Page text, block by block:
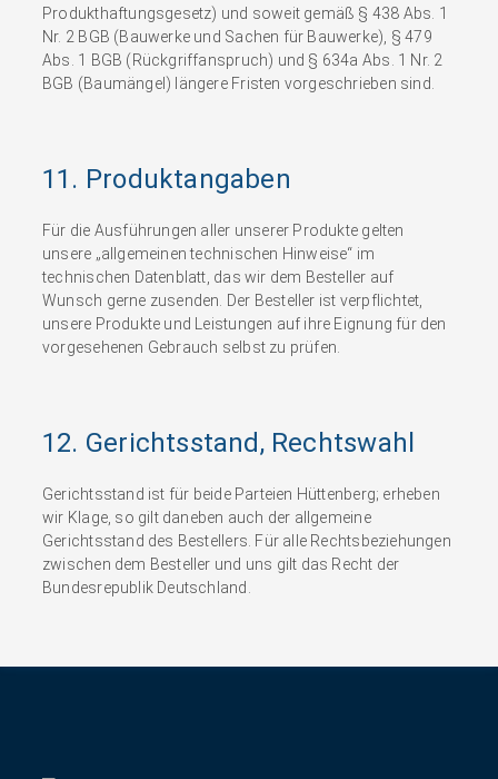
Produkthaftungsgesetz) und soweit gemäß § 438 Abs. 1
Nr. 2 BGB (Bauwerke und Sachen für Bauwerke), § 479
Abs. 1 BGB (Rückgriffanspruch) und § 634a Abs. 1 Nr. 2
BGB (Baumängel) längere Fristen vorgeschrieben sind.
11. Produktangaben
Für die Ausführungen aller unserer Produkte gelten
unsere „allgemeinen technischen Hinweise“ im
technischen Datenblatt, das wir dem Besteller auf
Wunsch gerne zusenden. Der Besteller ist verpflichtet,
unsere Produkte und Leistungen auf ihre Eignung für den
vorgesehenen Gebrauch selbst zu prüfen.
12. Gerichtsstand, Rechtswahl
Gerichtsstand ist für beide Parteien Hüttenberg; erheben
wir Klage, so gilt daneben auch der allgemeine
Gerichtsstand des Bestellers. Für alle Rechtsbeziehungen
zwischen dem Besteller und uns gilt das Recht der
Bundesrepublik Deutschland.